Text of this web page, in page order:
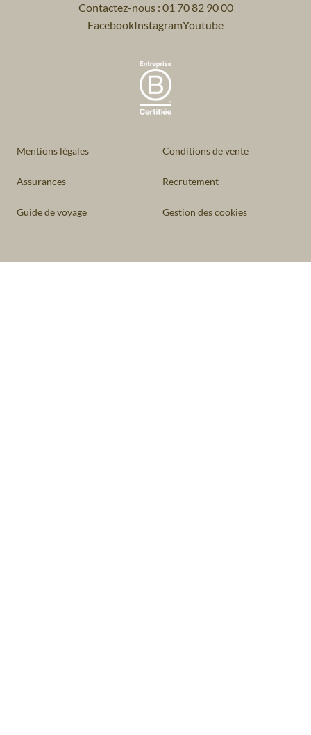
Contactez-nous : 01 70 82 90 00
FacebookInstagramYoutube
Mentions légales Conditions de vente
Assurances Recrutement
Guide de voyage Gestion des cookies